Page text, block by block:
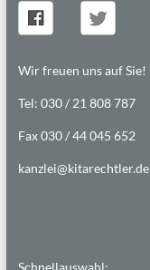
Wir freuen uns auf Sie!
Tel: 030 / 21 808 787
Fax 030 / 44 045 652
kanzlei@kitarechtler.de
Schnellauswahl: